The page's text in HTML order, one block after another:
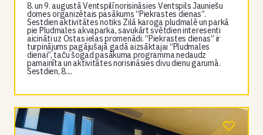
8. un 9. augustā Ventspilī norisināsies Ventspils Jauniešu
domes organizētais pasākums “Piekrastes dienas”.
Sestdien aktivitātes notiks Zilā karoga pludmalē un parkā
pie Pludmales akvaparka, savukārt svētdien interesenti
aicināti uz Ostas ielas promenādi. “Piekrastes dienas” ir
turpinājums pagājušajā gadā aizsāktajai “Pludmales
dienai”, taču šogad pasākuma programma nedaudz
pamainīta un aktivitātes norisināsies divu dienu garumā.
Sestdien, 8....